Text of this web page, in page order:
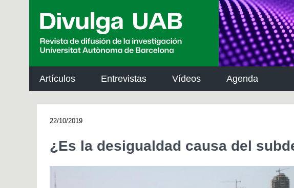
Artículos Entrevistas Vídeos Agenda
22/10/2019
¿Es la desigualdad causa del